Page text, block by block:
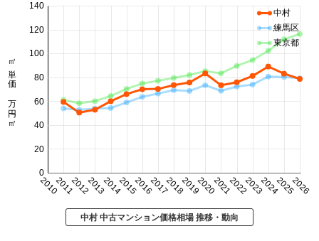
20102011201220132014201520162017201820192020202120222023202420252026
0
20
40
60
80
100
120
140
㎡単価 万円/㎡
中村
練馬区
東京都
中村 中古マンション価格相場 推移・動向